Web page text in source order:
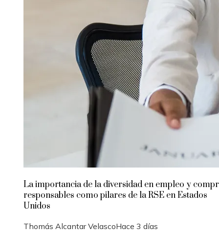
La importancia de la diversidad en empleo y
responsables como pilares de la RSE en Estados
Unidos
Thomás Alcantar VelascoHace 3 días